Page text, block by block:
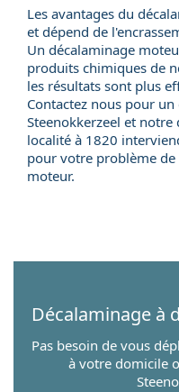
Les avantages du
et dépend de
Un décalaminage
produits chimiques de
les résultats sont plus
Contactez nous pour un
Steenokkerzeel et notre
localité à 1820
pour votre problème de
moteur.
Décalaminage à
Pas besoin de vous
à votre domicile